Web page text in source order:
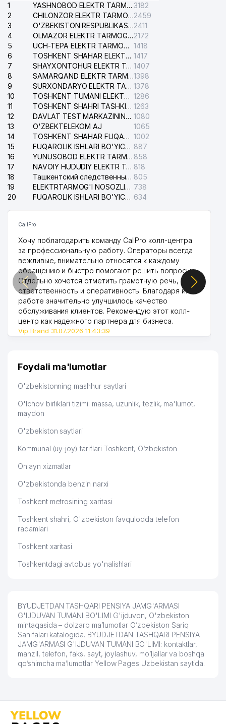
1
YASHNOBOD ELEKTR TARMOG'I NOSOZLIKLARI XIZMATI 3182
2
CHILONZOR ELEKTR TARMOG'I NOSOZLIK XIZMATI2459
3
O'ZBEKISTON RESPUBLIKASI BOSH PROKURATURASI ISHONCH TELEFONI2411
4
OLMAZOR ELEKTR TARMOG'I NOSOZLIKLARI XIZMATI2172
5
UCH-TEPA ELEKTR TARMOG'I NOSOZLIKLARI XIZMATI 1418
6
TOSHKENT SHAHAR ELEKTR TARMOQLARI KORXONASI AJ 1417
7
SHAYXONTOHUR ELEKTR TARMOG'I NOSOZLIKLARINI TUZATISH XIZMATI 1407
8
SAMARQAND ELEKTR TARMOQLARI AJ1398
9
SURXONDARYO ELEKTR TARMOQLARI AJ 1378
10
TOSHKENT TUMANI ELEKTR TARMOG'I AVARIYA XIZMATI 1286
11
TOSHKENT SHAHRI TASHKILOT TELEFONLARI HAQIDA MA'LUMOT BYUROSI 1263
12
DAVLAT TEST MARKAZINING ISHONCH TELEFONLARI 1080
13
O'ZBEKTELEKOM AJ
1065
14
TOSHKENT SHAHAR FUQAROLIK ISHLARI BO'YICHA SUDI 1002
15
FUQAROLIK ISHLARI BO'YICHA YAKKASAROY TUMANLARARO SUDI 887
16
YUNUSOBOD ELEKTR TARMOG'I NOSOZLIKLARI XIZMATI 858
17
NAVOIY HUDUDIY ELEKTR TARMOQLARI KORXONASI AJ 818
18
Ташкентский следственный изолятор 805
19
ELEKTRTARMOG'I NOSOZLIKLARINI TO'ZATISH SERGELI XIZMATI 738
20
FUQAROLIK ISHLARI BO'YICHA UCH-TEPA TUMANI SUDI 634
CallPro
Хочу поблагодарить команду CallPro колл-центра
за профессиональную работу. Операторы всегда
вежливые, внимательно относятся к каждому
обращению и быстро помогают решить вопросы.
Отдельно хочется отметить грамотную речь,
ответственность и оперативность. Благодаря их
работе значительно улучшилось качество
обслуживания клиентов. Рекомендую этот колл-
центр как надежного партнера для бизнеса.
Vip Brand 31.07.2026 11:43:39
Foydali ma'lumotlar
O'zbekistonning mashhur saytlari
O'lchov birliklari tizimi: massa, uzunlik, tezlik, ma'lumot,
maydon
O'zbekiston saytlari
Kommunal (uy-joy) tariflari Toshkent, O‘zbekiston
Onlayn xizmatlar
O'zbekistonda benzin narxi
Toshkent metrosining xaritasi
Toshkent shahri, O'zbekiston favqulodda telefon
raqamlari
Toshkent xaritasi
Toshkentdagi avtobus yo'nalishlari
BYUDJETDAN TASHQARI PENSIYA JAMG'ARMASI
G'IJDUVAN TUMANI BO'LIMI G'ijduvon, O'zbekiston
mintaqasida – dolzarb ma’lumotlar O’zbekiston Sariq
Sahifalari katalogida. BYUDJETDAN TASHQARI PENSIYA
JAMG'ARMASI G'IJDUVAN TUMANI BO'LIMI: kontaktlar,
manzil, telefon, faks, sayt, joylashuv, mo’ljallar va boshqa
qo’shimcha ma’lumotlar Yellow Pages Uzbekistan saytida.